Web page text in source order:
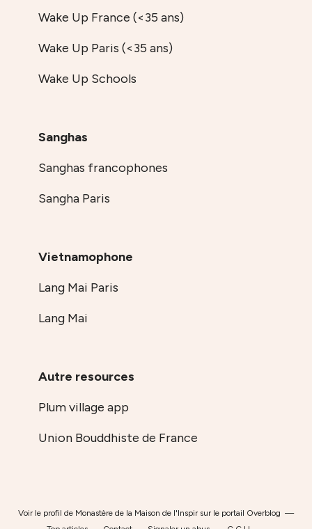
Wake Up France (<35 ans)
Wake Up Paris (<35 ans)
Wake Up Schools
Sanghas
Sanghas francophones
Sangha Paris
Vietnamophone
Lang Mai Paris
Lang Mai
Autre resources
Plum village app
Union Bouddhiste de France
Voir le profil de Monastère de la Maison de l'Inspir sur le portail Overblog